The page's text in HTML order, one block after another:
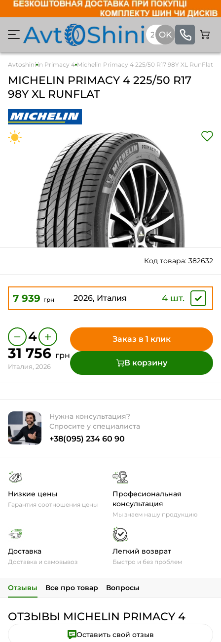
Avtoshini
Michelin Primacy 4 Michelin Primacy 4 225/50 R17 98Y XL RunFlat
MICHELIN PRIMACY 4 225/50 R17
98Y XL RUNFLAT
Код товара: 382632
7 939 грн 2026, Италия 4 шт.
− 4 +
31 756 грн
Италия, 2026
Заказ в 1 клик
В корзину
Нужна консультация?
Спросите у специалиста
+38(095) 234 60 90
Низкие цены
Гарантия соотношения цены
Професиональная
консультация
Мы знаем нашу продукцию
Доставка
Доставка и самовывоз
Легкий возврат
Быстро и без проблем
Отзывы Все про товар Вопросы
ОТЗЫВЫ MICHELIN PRIMACY 4
Оставить свой отзыв